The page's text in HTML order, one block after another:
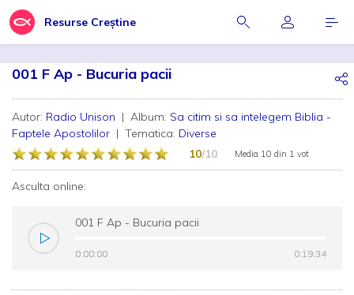
Resurse Creștine
001 F Ap - Bucuria pacii
Autor: Radio Unison | Album: Sa citim si sa intelegem Biblia -
Faptele Apostolilor | Tematica: Diverse
10/10 Media 10 din 1 vot
Asculta online:
001 F Ap - Bucuria pacii
0:00:00 0:19:34
0:00:00 0:19:34